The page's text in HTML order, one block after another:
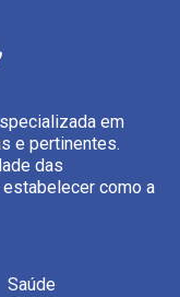
em
e pertinentes.
das
como a
Saúde